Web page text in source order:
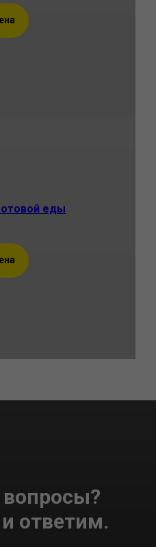
еды
ответим.